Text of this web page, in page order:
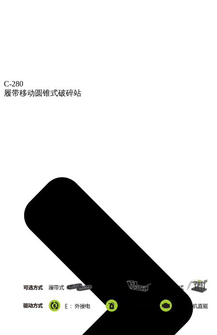
C-280
履带移动圆锥式破碎站